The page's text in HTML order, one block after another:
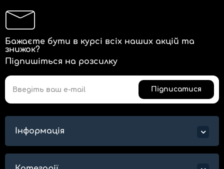
Бажаєте бути в курсі всіх наших акцій та
знижок?
Підпишіться на розсилку
Підписатися
Інформація